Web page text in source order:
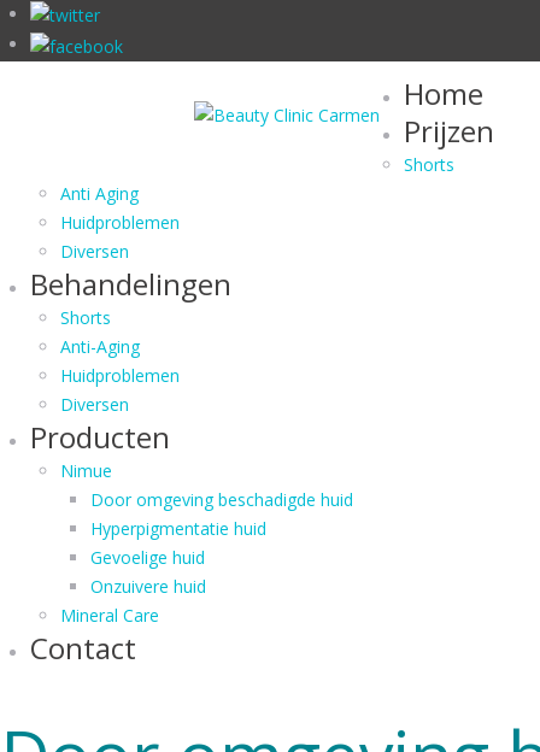
Home
Prijzen
Shorts
Anti Aging
Huidproblemen
Diversen
Behandelingen
Shorts
Anti-Aging
Huidproblemen
Diversen
Producten
Nimue
Door omgeving beschadigde huid
Hyperpigmentatie huid
Gevoelige huid
Onzuivere huid
Mineral Care
Contact